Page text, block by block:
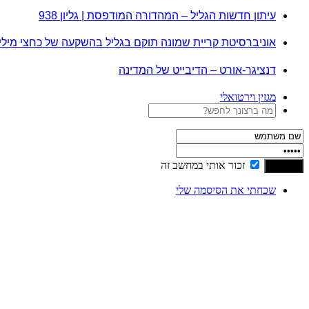
עיתון חדשות הגליל – המהדורה המודפסת | גליון 938
אוניברסיטת קריית שמונה תוקם בגליל בהשקעה של כחצי
דנציגר-אורט – הדיבייט של המדינה
מגזין וירטואלי
זכור אותי במחשב זה
שכחתי את הסיסמה שלי